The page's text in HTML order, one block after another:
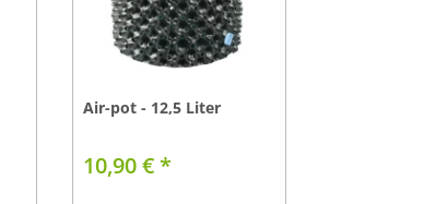
Air-pot - 12,5 Liter
10,90 € *